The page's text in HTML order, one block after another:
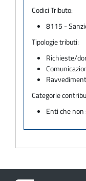
Codici Tributo:
8115 -
Tipologie tributi:
Richieste/
Categorie
Enti che